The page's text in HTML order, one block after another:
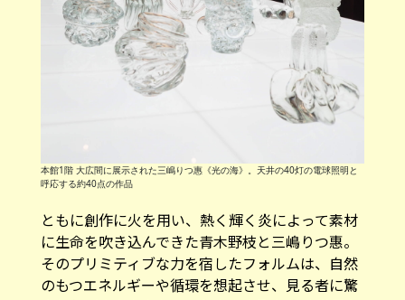
本館1階 大広間に展示された三嶋りつ惠《光の海》。天井の40灯の電球照明と
呼応する約40点の作品
ともに創作に火を用い、熱く輝く炎によって素材
に生命を吹き込んできた青木野枝と三嶋りつ惠。
そのプリミティブな力を宿したフォルムは、自然
のもつエネルギーや循環を想起させ、見る者に驚